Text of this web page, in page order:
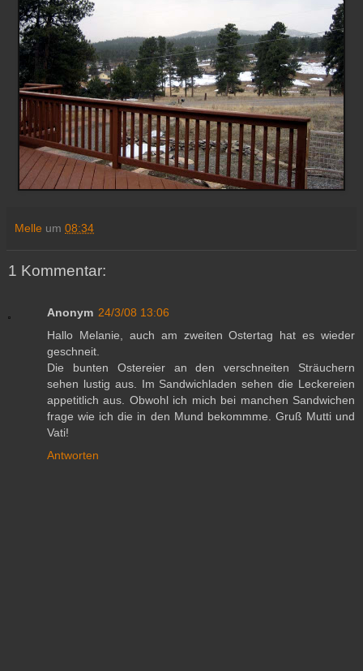
Melle um 08:34
1 Kommentar:
Anonym 24/3/08 13:06
Hallo Melanie, auch am zweiten Ostertag hat es wieder
geschneit.
Die bunten Ostereier an den verschneiten Sträuchern
sehen lustig aus. Im Sandwichladen sehen die Leckereien
appetitlich aus. Obwohl ich mich bei manchen Sandwichen
frage wie ich die in den Mund bekommme. Gruß Mutti und
Vati!
Antworten